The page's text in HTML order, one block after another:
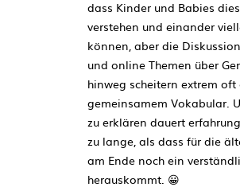
dass Kinder und Babies
verstehen und einander
können, aber die
und online Themen über
hinweg scheitern extrem
gemeinsamem Vokabular.
zu erklären dauert
zu lange, als dass für die
am Ende noch ein
herauskommt. 😀